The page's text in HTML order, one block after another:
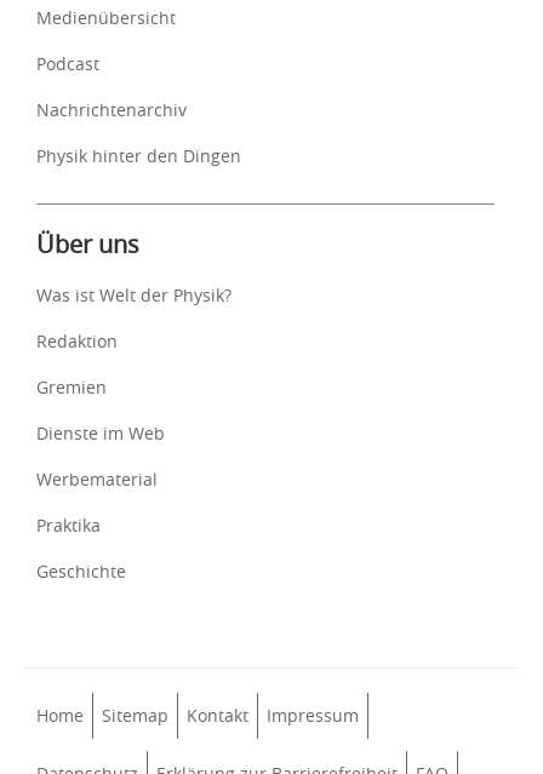
Medienübersicht
Podcast
Nachrichtenarchiv
Physik hinter den Dingen
Über uns
Was ist Welt der Physik?
Redaktion
Gremien
Dienste im Web
Werbematerial
Praktika
Geschichte
Home Sitemap Kontakt Impressum